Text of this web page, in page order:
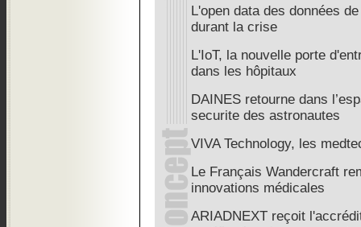
L'open data des données
durant la crise
L'IoT, la nouvelle porte
dans les hôpitaux
DAINES retourne dans
securite des astronautes
VIVA Technology, les
Le Français Wandercraft
innovations médicales
ARIADNEXT reçoit